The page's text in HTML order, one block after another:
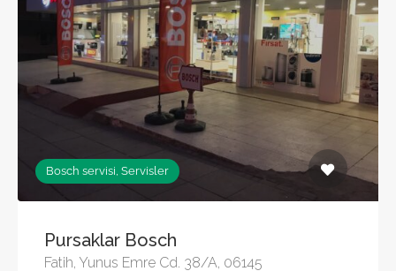
Bosch servisi, Servisler
Pursaklar Bosch
Fatih, Yunus Emre Cd. 38/A, 06145